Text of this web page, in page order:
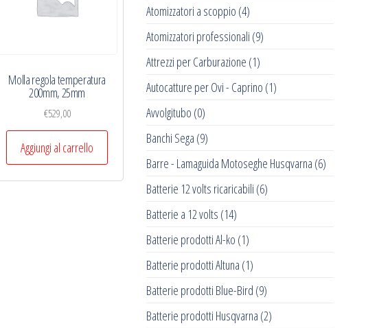
Molla regola temperatura
200mm, 25mm
€529,00
Aggiungi al carrello
Atomizzatori a scoppio (4)
Atomizzatori professionali (9)
Attrezzi per Carburazione (1)
Autocatture per Ovi - Caprino (1)
Avvolgitubo (0)
Banchi Sega (9)
Barre - Lamaguida Motoseghe Husqvarna (6)
Batterie 12 volts ricaricabili (6)
Batterie a 12 volts (14)
Batterie prodotti Al-ko (1)
Batterie prodotti Altuna (1)
Batterie prodotti Blue-Bird (9)
Batterie prodotti Husqvarna (2)